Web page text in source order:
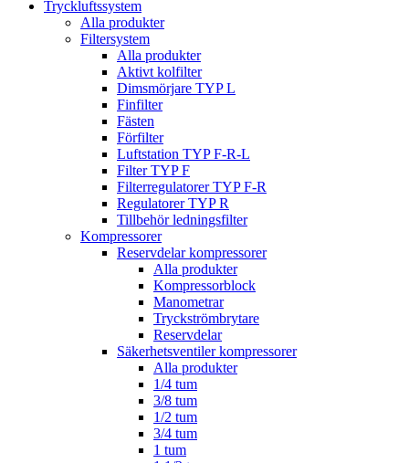
Tryckluftssystem
Alla produkter
Filtersystem
Alla produkter
Aktivt kolfilter
Dimsmörjare TYP L
Finfilter
Fästen
Förfilter
Luftstation TYP F-R-L
Filter TYP F
Filterregulatorer TYP F-R
Regulatorer TYP R
Tillbehör ledningsfilter
Kompressorer
Reservdelar kompressorer
Alla produkter
Kompressorblock
Manometrar
Tryckströmbrytare
Reservdelar
Säkerhetsventiler kompressorer
Alla produkter
1/4 tum
3/8 tum
1/2 tum
3/4 tum
1 tum